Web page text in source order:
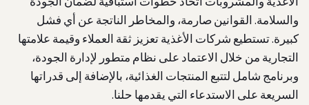
والسلامة. القوانين صارمة، والمخاطر الناتجة عن أي فشل
كبيرة. تستطيع شركات الأغذية تعزيز ثقة العملاء وقيمة علامتها
التجارية من خلال الاعتماد على نظام متطور لإدارة الجودة،
وبرنامج شامل لتتبع المنتجات الغذائية، بالإضافة إلى قدراتها
السريعة على الاستدعاء التي يقدمها حلنا.